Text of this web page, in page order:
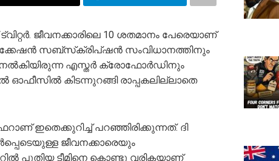
ജീവനക്കാരിലെ 10 ശതമാനം പേരെയാണ്
സബ്‌സ്‌ക്രിപ്ഷൻ സംവിധാനത്തിനും
നൽകിയിരുന്ന എസ്തർ ക്രോഫോർഡിനും
കിടന്നുറങ്ങി രാപ്പകലില്ലാതെ
ഇതെക്കുറിച്ച് പറഞ്ഞിരിക്കുന്നത്. ദി
ജീവനക്കാരെയും
പുതിയ ടീമിനെ കൊണ്ടു വരികയാണ്